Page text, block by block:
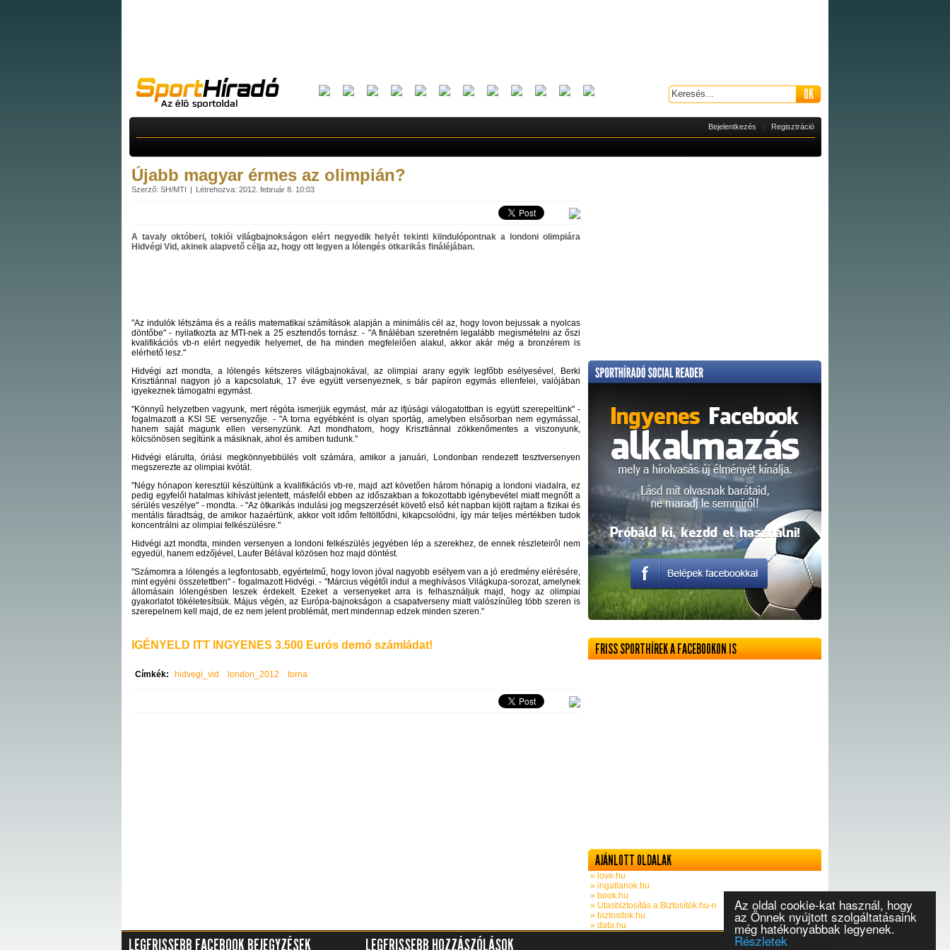
Az oldal cookie-kat használ, hogy
az Önnek nyújtott szolgáltatásaink
még hatékonyabbak legyenek.
Részletek
Bejelentkezés Regisztráció
Újabb magyar érmes az olimpián?
Szerző: SH/MTI Létrehozva: 2012. február 8. 10:03
A tavaly októberi, tokiói világbajnokságon elért negyedik helyét tekinti kiindulópontnak a londoni olimpiára
Hidvégi Vid, akinek alapvető célja az, hogy ott legyen a lólengés ötkarikás fináléjában.
"Az indulók létszáma és a reális matematikai számítások alapján a minimális cél az, hogy lovon bejussak a nyolcas
döntőbe" - nyilatkozta az MTI-nek a 25 esztendős tornász. - "A fináléban szeretném legalább megismételni az őszi
kvalifikációs vb-n elért negyedik helyemet, de ha minden megfelelően alakul, akkor akár még a bronzérem is
elérhető lesz."
Hidvégi azt mondta, a lólengés kétszeres világbajnokával, az olimpiai arany egyik legfőbb esélyesével, Berki
Krisztiánnal nagyon jó a kapcsolatuk, 17 éve együtt versenyeznek, s bár papíron egymás ellenfelei, valójában
igyekeznek támogatni egymást.
"Könnyű helyzetben vagyunk, mert régóta ismerjük egymást, már az ifjúsági válogatottban is együtt szerepeltünk" -
fogalmazott a KSI SE versenyzője. - "A torna egyébként is olyan sportág, amelyben elsősorban nem egymással,
hanem saját magunk ellen versenyzünk. Azt mondhatom, hogy Krisztiánnal zökkenőmentes a viszonyunk,
kölcsönösen segítünk a másiknak, ahol és amiben tudunk."
Hidvégi elárulta, óriási megkönnyebbülés volt számára, amikor a januári, Londonban rendezett tesztversenyen
megszerezte az olimpiai kvótát.
"Négy hónapon keresztül készültünk a kvalifikációs vb-re, majd azt követően három hónapig a londoni viadalra, ez
pedig egyfelől hatalmas kihívást jelentett, másfelől ebben az időszakban a fokozottabb igénybevétel miatt megnőtt a
sérülés veszélye" - mondta. - "Az ötkarikás indulási jog megszerzését követő első két napban kijött rajtam a fizikai és
mentális fáradtság, de amikor hazaértünk, akkor volt időm feltöltődni, kikapcsolódni, így már teljes mértékben tudok
koncentrálni az olimpiai felkészülésre."
Hidvégi azt mondta, minden versenyen a londoni felkészülés jegyében lép a szerekhez, de ennek részleteiről nem
egyedül, hanem edzőjével, Laufer Bélával közösen hoz majd döntést.
"Számomra a lólengés a legfontosabb, egyértelmű, hogy lovon jóval nagyobb esélyem van a jó eredmény elérésére,
mint egyéni összetettben" - fogalmazott Hidvégi. - "Március végétől indul a meghívásos Világkupa-sorozat, amelynek
állomásain lólengésben leszek érdekelt. Ezeket a versenyeket arra is felhasználjuk majd, hogy az olimpiai
gyakorlatot tökéletesítsük. Május végén, az Európa-bajnokságon a csapatverseny miatt valószínűleg több szeren is
szerepelnem kell majd, de ez nem jelent problémát, mert mindennap edzek minden szeren."
IGÉNYELD ITT INGYENES 3.500 Eurós demó számládat!
Címkék: hidvegi_vid london_2012 torna
FRISS SPORTHÍREK A FACEBOOKON IS
AJÁNLOTT OLDALAK
» love.hu
» ingatlanok.hu
» book.hu
» Utasbiztosítás a Biztosítók.hu-n
» biztositok.hu
» data.hu
LEGFRISSEBB FACEBOOK BEJEGYZÉSEK LEGFRISSEBB HOZZÁSZÓLÁSOK